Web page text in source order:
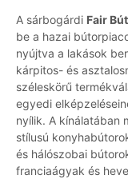
A sárbogárdi Fair
be a hazai
nyújtva a lakások
kárpitos- és
széleskörű
egyedi
nyílik. A kínálatában
stílusú
és hálószobai
franciaágyak és